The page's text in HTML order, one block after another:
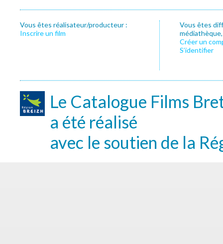
Vous êtes réalisateur/producteur :
Inscrire un film
Vous êtes
Créer un
S’identifier
Le Catalogue Films
a été réalisé
avec le soutien de la